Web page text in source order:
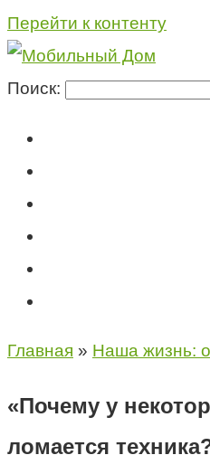
Перейти к контенту
Поиск:
Главная » Наша жизнь:
«Почему у
ломается